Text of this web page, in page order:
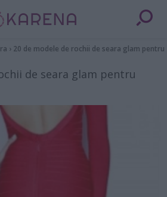
› 20 de modele de rochii de seara glam pentru
de seara glam pentru